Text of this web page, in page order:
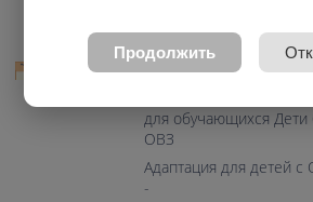
Возраст: 7-10 лет
Направление:
для обучающихся Дети
ОВЗ
Адаптация для детей с
-
Продолжить